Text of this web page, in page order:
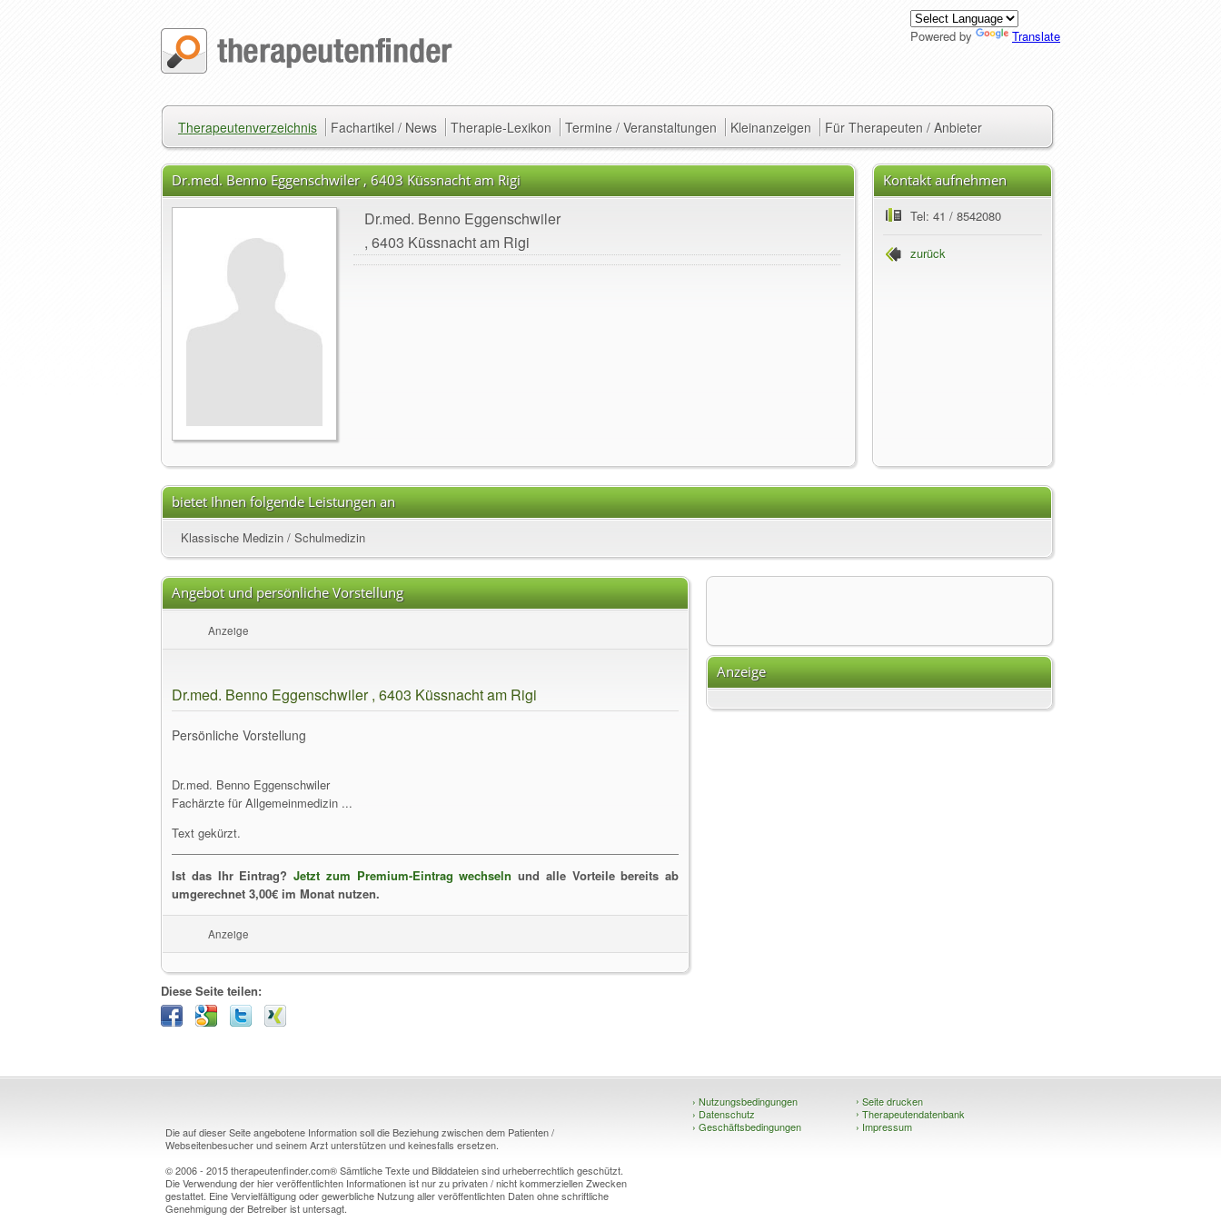
Powered by Translate
Therapeutenverzeichnis Fachartikel / News Therapie-Lexikon Termine / Veranstaltungen Kleinanzeigen Für Therapeuten / Anbieter
Dr.med. Benno Eggenschwiler , 6403 Küssnacht am Rigi
Dr.med. Benno Eggenschwiler
, 6403 Küssnacht am Rigi
Kontakt aufnehmen
Tel: 41 / 8542080
zurück
bietet Ihnen folgende Leistungen an
Klassische Medizin / Schulmedizin
Angebot und persönliche Vorstellung
Anzeige
Dr.med. Benno Eggenschwiler , 6403 Küssnacht am Rigi
Persönliche Vorstellung
Dr.med. Benno Eggenschwiler
Fachärzte für Allgemeinmedizin ...
Text gekürzt.
Ist das Ihr Eintrag? Jetzt zum Premium-Eintrag wechseln und alle Vorteile bereits ab
umgerechnet 3,00€ im Monat nutzen.
Anzeige
Diese Seite teilen:
Anzeige
Die auf dieser Seite angebotene Information soll die Beziehung zwischen dem Patienten /
Webseitenbesucher und seinem Arzt unterstützen und keinesfalls ersetzen.
© 2006 - 2015 therapeutenfinder.com® Sämtliche Texte und Bilddateien sind urheberrechtlich geschützt.
Die Verwendung der hier veröffentlichten Informationen ist nur zu privaten / nicht kommerziellen Zwecken
gestattet. Eine Vervielfältigung oder gewerbliche Nutzung aller veröffentlichten Daten ohne schriftliche
Genehmigung der Betreiber ist untersagt.
› Nutzungsbedingungen
› Datenschutz
› Geschäftsbedingungen
› Seite drucken
› Therapeutendatenbank
› Impressum